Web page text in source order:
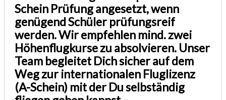
Schein Prüfung angesetzt, wenn
genügend Schüler prüfungsreif
werden. Wir empfehlen mind. zwei
Höhenflugkurse zu absolvieren. Unser
Team begleitet Dich sicher auf dem
Weg zur internationalen Fluglizenz
(A-Schein) mit der Du selbständig